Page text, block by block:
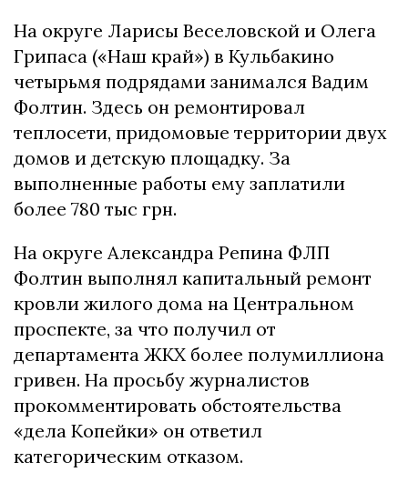
На округе Ларисы Веселовской и Олега
Грипаса («Наш край») в Кульбакино
четырьмя подрядами занимался Вадим
Фолтин. Здесь он ремонтировал
теплосети, придомовые территории двух
домов и детскую площадку. За
выполненные работы ему заплатили
более 780 тыс грн.
На округе Александра Репина ФЛП
Фолтин выполнял капитальный ремонт
кровли жилого дома на Центральном
проспекте, за что получил от
департамента ЖКХ более полумиллиона
гривен. На просьбу журналистов
прокомментировать обстоятельства
«дела Копейки» он ответил
категорическим отказом.